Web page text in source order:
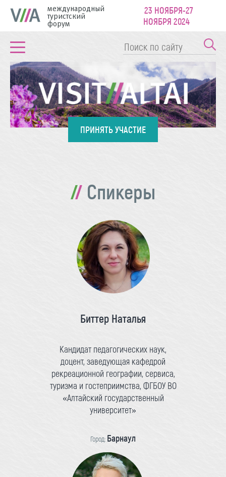
международный
туристский
форум
23 НОЯБРЯ-27
НОЯБРЯ 2024
ПРИНЯТЬ УЧАСТИЕ
Спикеры
Биттер Наталья
Кандидат педагогических наук,
доцент, заведующая кафедрой
рекреационной географии, сервиса,
туризма и гостеприимства, ФГБОУ ВО
«Алтайский государственный
университет»
Город: Барнаул